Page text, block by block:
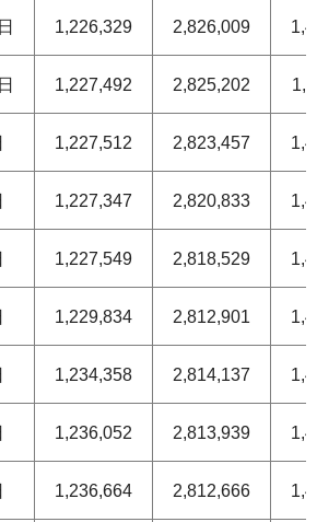
1,226,329 2,826,009
1,227,492 2,825,202
1,227,512 2,823,457
1,227,347 2,820,833
1,227,549 2,818,529
1,229,834 2,812,901
1,234,358 2,814,137
1,236,052 2,813,939
1,236,664 2,812,666